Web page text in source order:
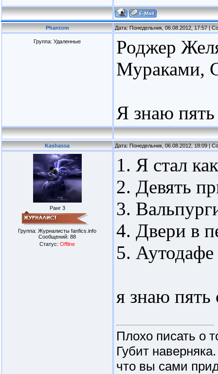
Phantom Дата: Понедельник, 06.08.2012, 17:57 |
Группа: Удаленные
Роджер
Мураками,
Я знаю
Kashassa Дата: Понедельник, 06.08.2012, 18:09 |
Ранг 3
Группа: Журналисты fanfics.info
Сообщений: 88
Статус: Offline
1. Я стал
2. Девять
3.
4. Двери в
5. Аутодафе
я знаю пять
Плохо писать о
Губит
что вы сами